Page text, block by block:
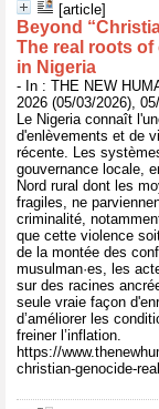
[article]
Beyond
The real roots
in Nigeria
- In : THE NEW
2026 (05/03/2026),
Le Nigeria connaît
d'enlèvements et de
récente. Les
gouvernance locale,
Nord rural dont les
fragiles, ne
criminalité,
que cette violence
de la montée des
musulman·es, les
sur des racines
seule vraie façon
d’améliorer les
freiner l’inflation.
https://
christian-genocide-